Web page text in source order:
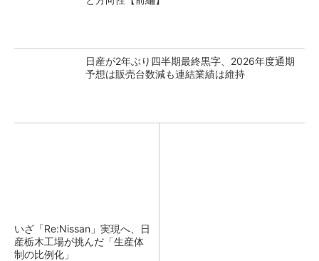
日産が2年ぶり四半期最終黒字、2026年度通期
予想は販売台数減も連結業績は維持
いざ「Re:Nissan」実現へ、日
産栃木工場が挑んだ「生産体
制の比例化」